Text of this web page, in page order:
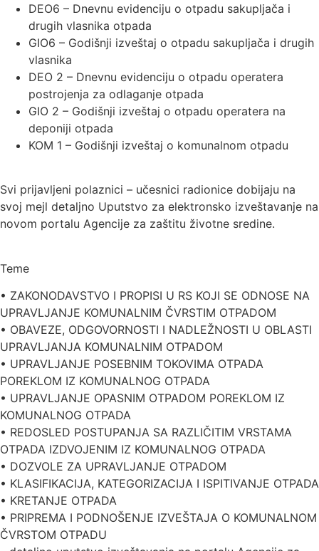
DEO6 – Dnevnu evidenciju o otpadu sakupljača i
drugih vlasnika otpada
GIO6 – Godišnji izveštaj o otpadu sakupljača i drugih
vlasnika
DEO 2 – Dnevnu evidenciju o otpadu operatera
postrojenja za odlaganje otpada
GIO 2 – Godišnji izveštaj o otpadu operatera na
deponiji otpada
KOM 1 – Godišnji izveštaj o komunalnom otpadu
Svi prijavljeni polaznici – učesnici radionice dobijaju na
svoj mejl detaljno Uputstvo za elektronsko izveštavanje na
novom portalu Agencije za zaštitu životne sredine.
Teme
• ZAKONODAVSTVO I PROPISI U RS KOJI SE ODNOSE NA
UPRAVLJANJE KOMUNALNIM ČVRSTIM OTPADOM
• OBAVEZE, ODGOVORNOSTI I NADLEŽNOSTI U OBLASTI
UPRAVLJANJA KOMUNALNIM OTPADOM
• UPRAVLJANJE POSEBNIM TOKOVIMA OTPADA
POREKLOM IZ KOMUNALNOG OTPADA
• UPRAVLJANJE OPASNIM OTPADOM POREKLOM IZ
KOMUNALNOG OTPADA
• REDOSLED POSTUPANJA SA RAZLIČITIM VRSTAMA
OTPADA IZDVOJENIM IZ KOMUNALNOG OTPADA
• DOZVOLE ZA UPRAVLJANJE OTPADOM
• KLASIFIKACIJA, KATEGORIZACIJA I ISPITIVANJE OTPADA
• KRETANJE OTPADA
• PRIPREMA I PODNOŠENJE IZVEŠTAJA O KOMUNALNOM
ČVRSTOM OTPADU